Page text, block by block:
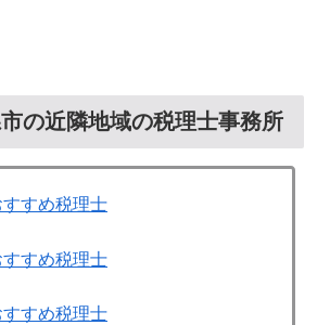
の近隣地域の税理士事務所
すめ税理士
すめ税理士
すめ税理士